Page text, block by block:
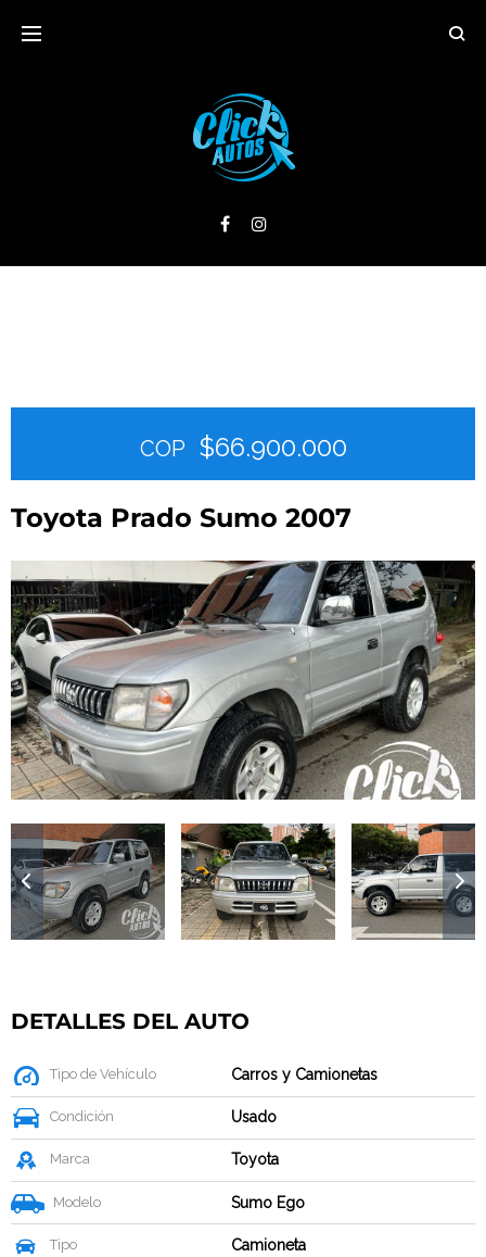
COP $66.900.000
Toyota Prado Sumo 2007
DETALLES DEL AUTO
Tipo de Vehículo Carros y Camionetas
Condición Usado
Marca Toyota
Modelo Sumo Ego
Tipo Camioneta